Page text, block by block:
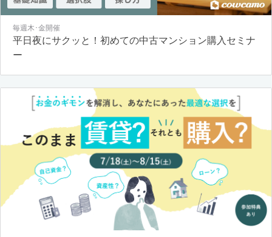
毎週木･金開催
平日夜にサクッと！初めての中古マンション購入セミナ
ー